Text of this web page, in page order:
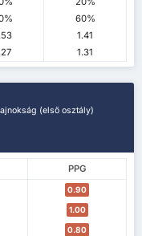
60%
1.41
1.31
(első osztály)
PPG
0.90
1.00
0.80